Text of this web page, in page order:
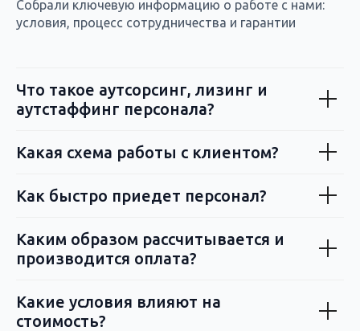
Собрали ключевую информацию о работе с нами:
условия, процесс сотрудничества и гарантии
Что такое аутсорсинг, лизинг и
аутстаффинг персонала?
Какая схема работы с клиентом?
Как быстро приедет персонал?
Каким образом рассчитывается и
производится оплата?
Какие условия влияют на
стоимость?